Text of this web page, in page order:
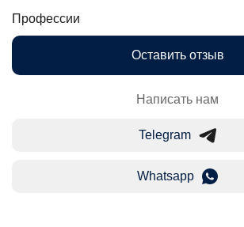
Профессии
Оставить отзыв
Написать нам
Telegram
Whatsapp